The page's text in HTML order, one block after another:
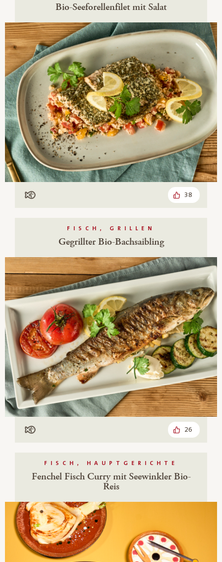
Bio-Seeforellenfilet mit Salat
Mit Fisch 38
FISCH, GRILLEN
Gegrillter Bio-Bachsaibling
Mit Fisch 26
FISCH, HAUPTGERICHTE
Fenchel Fisch Curry mit Seewinkler Bio-
Reis